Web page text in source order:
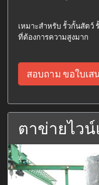
เหมาะสำหรับ รั้วกั้นสัตว์
ที่ต้องการความสูงมาก
สอบถาม ขอใบเส
ตาข่ายไว